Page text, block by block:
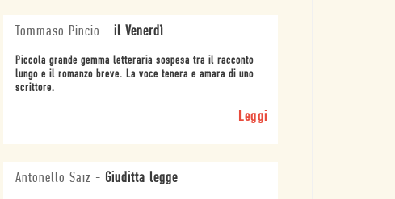
Tommaso Pincio - il Venerdì
Piccola grande gemma letteraria sospesa tra il racconto
lungo e il romanzo breve. La voce tenera e amara di uno
scrittore.
Leggi
Antonello Saiz - Giuditta legge